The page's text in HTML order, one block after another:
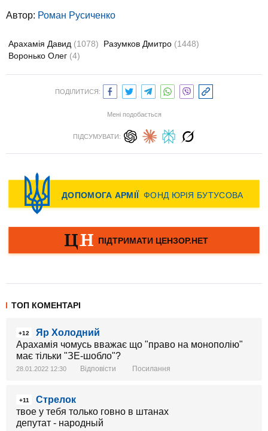
Автор: Роман Русиченко
Арахамія Давид (1078) Разумков Дмитро (1448)
Воронько Олег (4)
ПОДІЛИТИСЯ:
Мені подобається
ПІДСУМУВАТИ:
ТОП КОМЕНТАРІ
+12
Яр Холодний
Арахамія чомусь вважає що "право на монополію"
має тільки "ЗЕ-шобло"?
28.01.2022 12:30 Відповісти Посилання
+11
Стрелок
твое у тебя только говно в штанах
депутат - народный